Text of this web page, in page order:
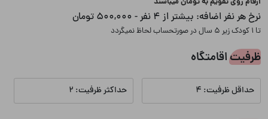
نرخ هر نفر اضافه: بیشتر از 4 نفر - 500,000 تومان
تا 1 کودک زیر 5 سال در صورتحساب لحاظ نمیگردد
ظرفیت اقامتگاه
حداقل ظرفیت: 4 حداکثر ظرفیت: 2